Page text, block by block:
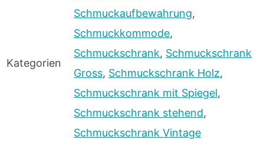
Kategorien
Schmuckaufbewahrung,
Schmuckkommode,
Schmuckschrank, Schmuckschrank
Gross, Schmuckschrank Holz,
Schmuckschrank mit Spiegel,
Schmuckschrank stehend,
Schmuckschrank Vintage